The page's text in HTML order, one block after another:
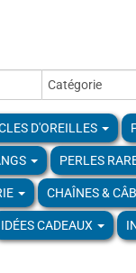
D'OREILLES
PERLES
CHAÎNES &
IDÉES CADEAUX